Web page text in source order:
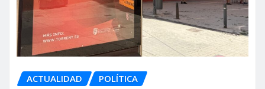
ACTUALIDAD POLÍTICA